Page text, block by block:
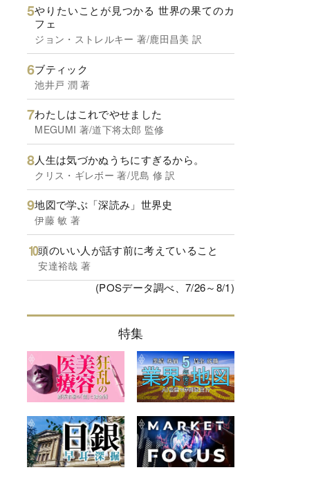
やりたいことが見つかる 世界の果てのカ
フェ
ジョン・ストレルキー 著/鹿田昌美 訳
ブティック
池井戸 潤 著
わたしはこれでやせました
MEGUMI 著/道下将太郎 監修
人生は気づかぬうちにすぎるから。
クリス・ギレボー 著/児島 修 訳
地図で学ぶ「深読み」世界史
伊藤 敏 著
頭のいい人が話す前に考えていること
安達裕哉 著
(POSデータ調べ、7/26～8/1)
特集